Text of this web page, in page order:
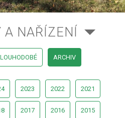
A NAŘÍZENÍ
ARCHIV
2023 2022 2021
2017 2016 2015